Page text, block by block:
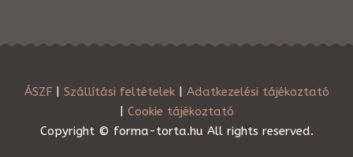
ÁSZF| Szállítási feltételek| Adatkezelési tájékoztató
Cookie tájékoztató
Copyright © forma-torta.hu All rights reserved.